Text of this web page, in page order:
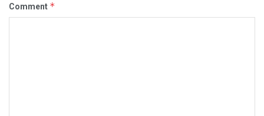
Comment *